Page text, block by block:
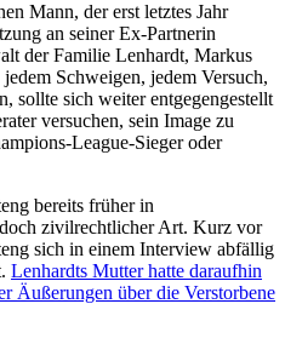
Mann, der erst letztes Jahr
an seiner Ex-Partnerin
der Familie Lenhardt, Markus
Schweigen, jedem Versuch,
sollte sich weiter entgegengestellt
versuchen, sein Image zu
League-Sieger oder
bereits früher in
zivilrechtlicher Art. Kurz vor
sich in einem Interview abfällig
Lenhardts Mutter hatte daraufhin
Äußerungen über die Verstorbene